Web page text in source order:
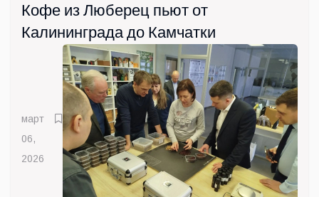
Кофе из Люберец пьют от
Калининграда до Камчатки
март
06,
2026